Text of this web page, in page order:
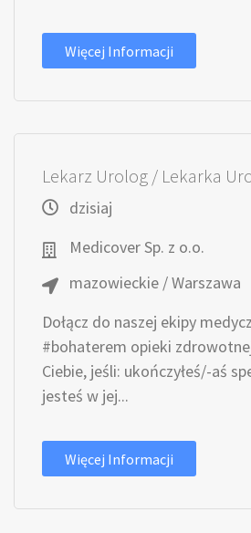
Więcej Informacji
Lekarz Urolog / Lekarka
dzisiaj
Medicover Sp. z o.o.
mazowieckie / Warszawa
Dołącz do naszej ekipy
#bohaterem opieki
Ciebie, jeśli​: ukończyłeś/-aś
jesteś w jej...
Więcej Informacji